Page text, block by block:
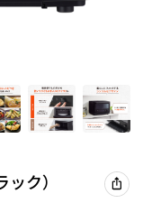
ク）